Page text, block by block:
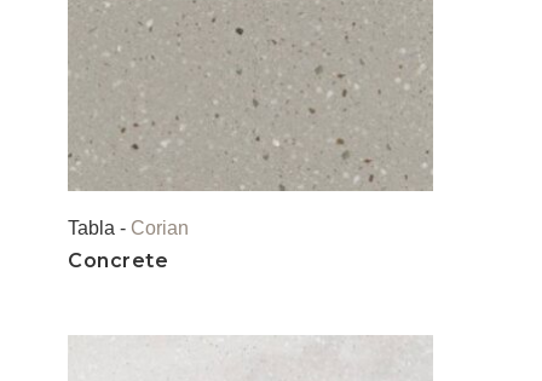
Tabla - Corian
Concrete